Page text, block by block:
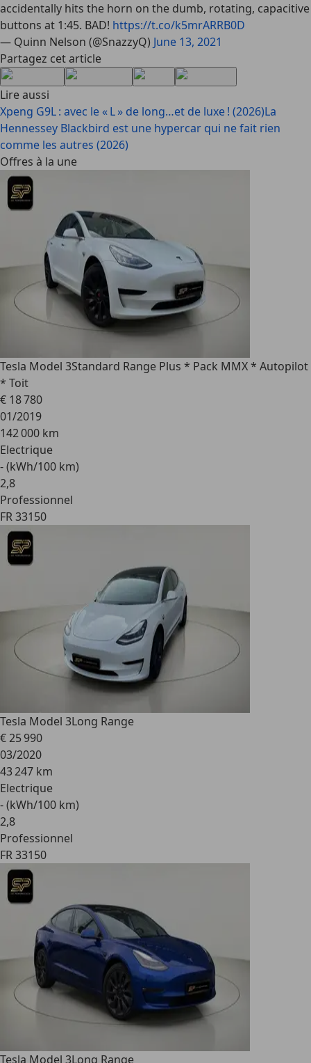
accidentally hits the horn on the dumb, rotating, capacitive
buttons at 1:45. BAD! https://t.co/k5mrARRB0D
— Quinn Nelson (@SnazzyQ) June 13, 2021
Partagez cet article
Lire aussi
Xpeng G9L : avec le « L » de long…et de luxe ! (2026)La
Hennessey Blackbird est une hypercar qui ne fait rien
comme les autres (2026)
Offres à la une
Tesla Model 3Standard Range Plus * Pack MMX * Autopilot
* Toit
€ 18 780
01/2019
142 000 km
Electrique
- (kWh/100 km)
2,8
Professionnel
FR 33150
Tesla Model 3Long Range
€ 25 990
03/2020
43 247 km
Electrique
- (kWh/100 km)
2,8
Professionnel
FR 33150
Tesla Model 3Long Range